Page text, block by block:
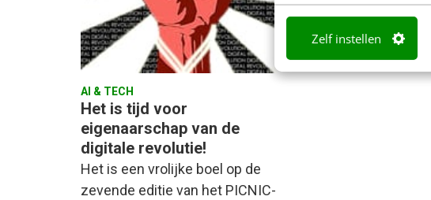
Zelf instellen
AI & TECH
Het is tijd voor
eigenaarschap van de
digitale revolutie!
Het is een vrolijke boel op de
zevende editie van het PICNIC-